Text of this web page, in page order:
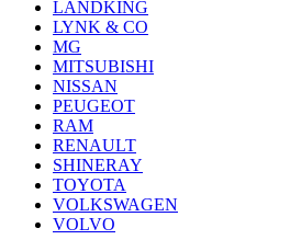
LANDKING
LYNK & CO
MG
MITSUBISHI
NISSAN
PEUGEOT
RAM
RENAULT
SHINERAY
TOYOTA
VOLKSWAGEN
VOLVO